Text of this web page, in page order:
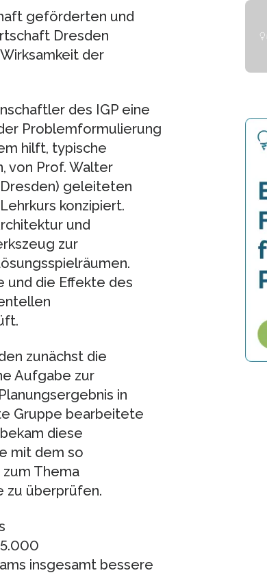
geförderten und
Dresden
der
des IGP eine
Problemformulierung
hilft, typische
von Prof. Walter
geleiteten
konzipiert.
und
zur
und die Effekte des
zunächst die
Aufgabe zur
in
Gruppe bearbeitete
diese
mit dem so
Thema
zu überprüfen.
insgesamt bessere